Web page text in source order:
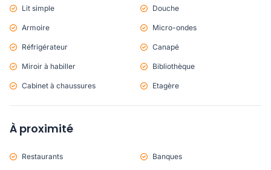
Lit simple Douche
Armoire Micro-ondes
Réfrigérateur Canapé
Miroir à habiller Bibliothèque
Cabinet à chaussures Etagère
À proximité
Restaurants Banques